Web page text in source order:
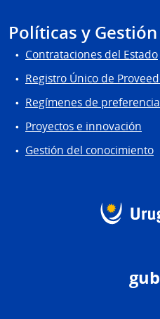
Políticas y Gestión
Contrataciones del Estado
Registro Único de
Regímenes de preferencia
Proyectos e innovación
Gestión del conocimiento